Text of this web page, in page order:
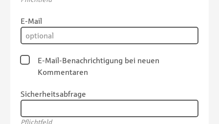
E-Mail
E-Mail-Benachrichtigung bei neuen
Kommentaren
Sicherheitsabfrage
Pflichtfeld